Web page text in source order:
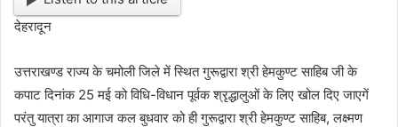
देहरादून
उत्तराखण्ड राज्य के चमोली जिले में स्थित गुरूद्वारा श्री हेमकुण्ट साहिब जी के
कपाट दिनांक 25 मई को विधि-विधान पूर्वक श्रृद्धालुओं के लिए खोल दिए जाएगें
परंतु यात्रा का आगाज कल बुधवार को ही गुरूद्वारा श्री हेमकुण्ट साहिब, लक्ष्मण